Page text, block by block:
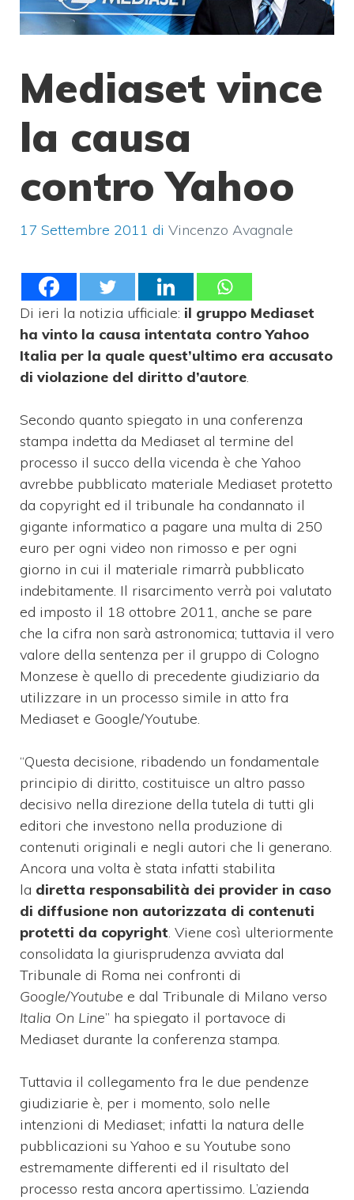
Mediaset vince
la causa
contro Yahoo
17 Settembre 2011 di Vincenzo Avagnale
Di ieri la notizia ufficiale: il gruppo Mediaset
ha vinto la causa intentata contro Yahoo
Italia per la quale quest’ultimo era accusato
di violazione del diritto d’autore.
Secondo quanto spiegato in una conferenza
stampa indetta da Mediaset al termine del
processo il succo della vicenda è che Yahoo
avrebbe pubblicato materiale Mediaset protetto
da copyright ed il tribunale ha condannato il
gigante informatico a pagare una multa di 250
euro per ogni video non rimosso e per ogni
giorno in cui il materiale rimarrà pubblicato
indebitamente. Il risarcimento verrà poi valutato
ed imposto il 18 ottobre 2011, anche se pare
che la cifra non sarà astronomica; tuttavia il vero
valore della sentenza per il gruppo di Cologno
Monzese è quello di precedente giudiziario da
utilizzare in un processo simile in atto fra
Mediaset e Google/Youtube.
“Questa decisione, ribadendo un fondamentale
principio di diritto, costituisce un altro passo
decisivo nella direzione della tutela di tutti gli
editori che investono nella produzione di
contenuti originali e negli autori che li generano.
Ancora una volta è stata infatti stabilita
la diretta responsabilità dei provider in caso
di diffusione non autorizzata di contenuti
protetti da copyright. Viene così ulteriormente
consolidata la giurisprudenza avviata dal
Tribunale di Roma nei confronti di
Google/Youtube e dal Tribunale di Milano verso
Italia On Line” ha spiegato il portavoce di
Mediaset durante la conferenza stampa.
Tuttavia il collegamento fra le due pendenze
giudiziarie è, per i momento, solo nelle
intenzioni di Mediaset; infatti la natura delle
pubblicazioni su Yahoo e su Youtube sono
estremamente differenti ed il risultato del
processo resta ancora apertissimo. L’azienda